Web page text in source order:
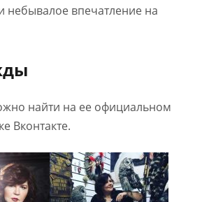
небывалое впечатление на
найти на ее официальном
Вконтакте.